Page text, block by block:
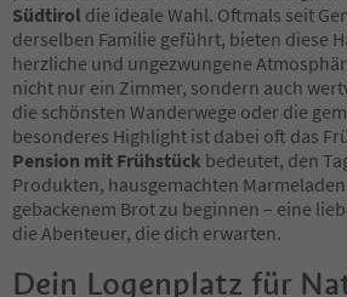
47
48
49
50
51
52
53
54
55
56
57
58
Südtirol die ideale Wahl. Oftmals seit
derselben Familie geführt, bieten diese
herzliche und ungezwungene
nicht nur ein Zimmer, sondern auch
die schönsten Wanderwege oder die
besonderes Highlight ist dabei oft das
Pension mit Frühstück bedeutet, den
Produkten, hausgemachten
gebackenem Brot zu beginnen – eine
die Abenteuer, die dich erwarten.
Dein Logenplatz für